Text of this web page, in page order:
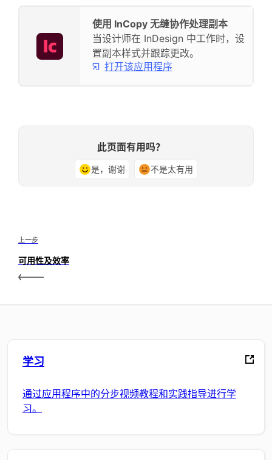
使用 InCopy 无缝协作处理副本
当设计师在 InDesign 中工作时，设
置副本样式并跟踪更改。
打开该应用程序
此页面有用吗？
是，谢谢 不是太有用
上一步
可用性及效率
学习
通过应用程序中的分步视频教程和实践指导进行学
习。